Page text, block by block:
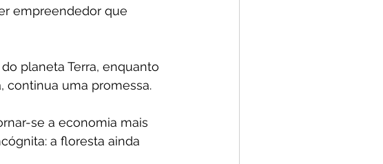
empreendedor que
planeta Terra, enquanto
continua uma promessa.
se a economia mais
a floresta ainda